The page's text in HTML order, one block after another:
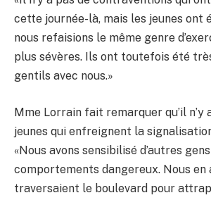
cette journée-là, mais les jeunes ont
nous refaisions le même genre
plus sévères. Ils ont toutefois été
gentils avec nous.»
Mme Lorrain fait remarquer qu’il n’y
jeunes qui enfreignent la
«Nous avons sensibilisé d’autres
comportements dangereux. Nous en
traversaient le boulevard pour